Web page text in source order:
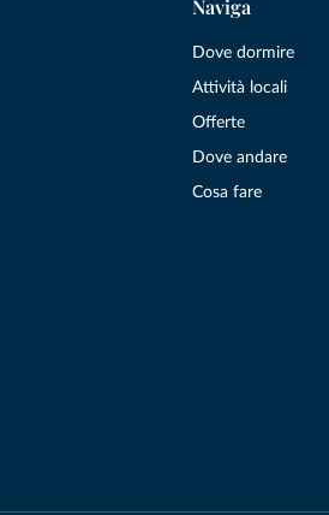
Naviga
Dove dormire
Attività locali
Offerte
Dove andare
Cosa fare